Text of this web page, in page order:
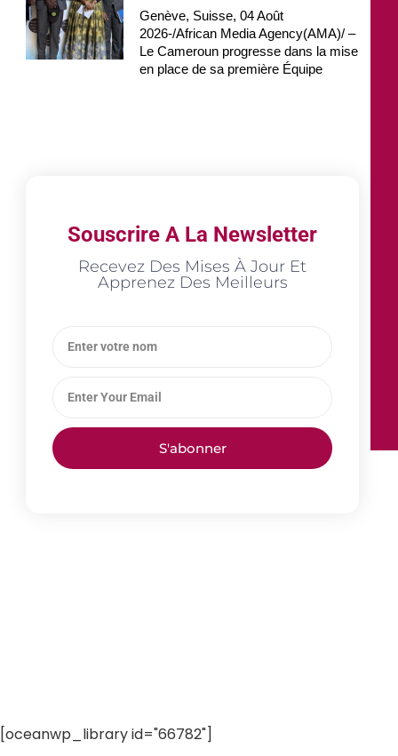
Genève, Suisse, 04 Août
2026-/African Media Agency(AMA)/ –
Le Cameroun progresse dans la mise
en place de sa première Équipe
Souscrire A La Newsletter
Recevez Des Mises À Jour Et
Apprenez Des Meilleurs
S'abonner
[oceanwp_library id="66782"]